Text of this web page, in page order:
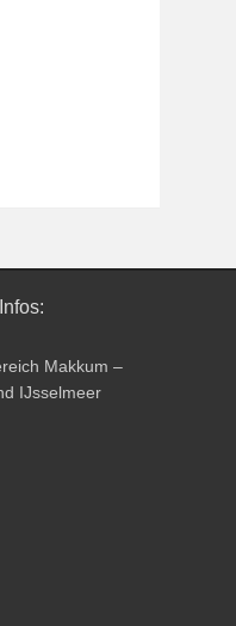
Makkum –
IJsselmeer